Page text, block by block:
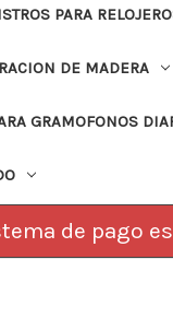
PARA
DE MADERA
GRAMOFONOS
de pago